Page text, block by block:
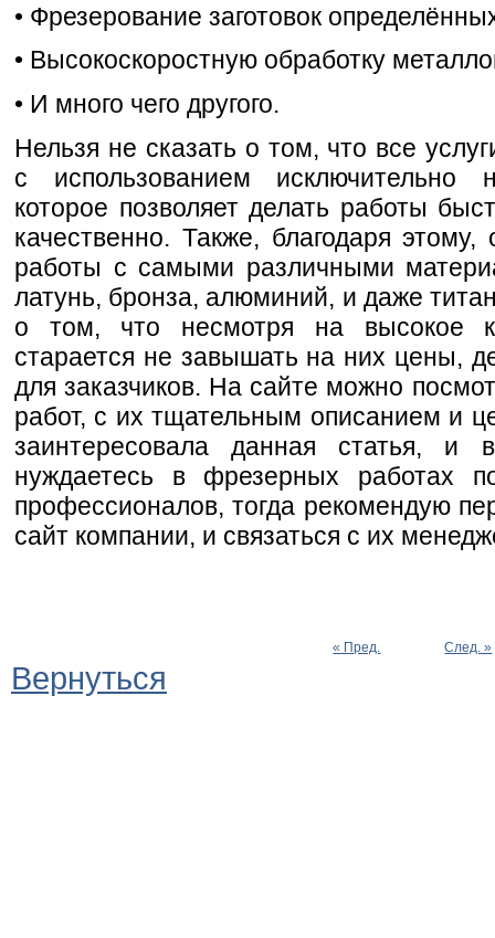
• Фрезерование заготовок
• Высокоскоростную обработку
• И много чего другого.
Нельзя не сказать о том, что все
с использованием исключительно
которое позволяет делать работы
качественно. Также, благодаря
работы с самыми различными
латунь, бронза, алюминий, и даже
о том, что несмотря на высокое
старается не завышать на них цены,
для заказчиков. На сайте можно
работ, с их тщательным описанием и
заинтересовала данная статья,
нуждаетесь в фрезерных работах
профессионалов, тогда рекомендую
сайт компании, и связаться с их
« Пред. След. »
Вернуться